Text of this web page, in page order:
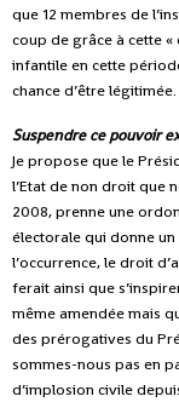
que 12 membres de
coup de grâce à cette
infantile en cette
chance d’être légitimée.
Suspendre ce pouvoir
Je propose que le
l’Etat de non droit que
2008, prenne une
électorale qui donne
l’occurrence, le droit
ferait ainsi que
même amendée mais
des prérogatives du
sommes-nous pas en
d’implosion civile